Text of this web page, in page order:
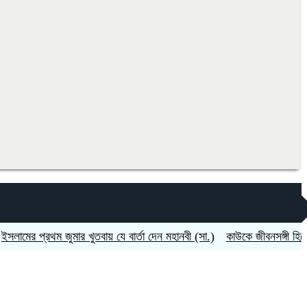
প্রথম জুমার খুতবায় যে বার্তা দেন মহানবী (সা.) কাউকে জীবনসঙ্গী হিসেবে